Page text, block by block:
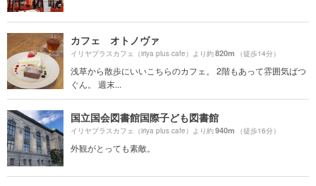
カフェ オトノヴァ
イリヤプラスカフェ（iriya plus cafe）より約820m （徒歩14分）
浅草から散歩にいいこちらのカフェ。 2階もあって雰囲気ばつ
ぐん。 週末...
国立国会図書館国際子ども図書館
イリヤプラスカフェ（iriya plus cafe）より約940m （徒歩16分）
外観がとっても素敵。